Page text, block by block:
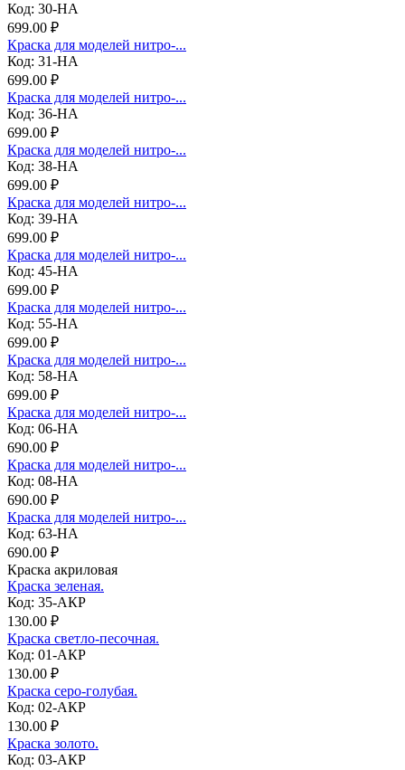
Код: 30-НА
699.00 ₽
Краска для моделей нитро-...
Код: 31-НА
699.00 ₽
Краска для моделей нитро-...
Код: 36-НА
699.00 ₽
Краска для моделей нитро-...
Код: 38-НА
699.00 ₽
Краска для моделей нитро-...
Код: 39-НА
699.00 ₽
Краска для моделей нитро-...
Код: 45-НА
699.00 ₽
Краска для моделей нитро-...
Код: 55-НА
699.00 ₽
Краска для моделей нитро-...
Код: 58-НА
699.00 ₽
Краска для моделей нитро-...
Код: 06-НА
690.00 ₽
Краска для моделей нитро-...
Код: 08-НА
690.00 ₽
Краска для моделей нитро-...
Код: 63-НА
690.00 ₽
Краска акриловая
Краска зеленая.
Код: 35-АКР
130.00 ₽
Краска светло-песочная.
Код: 01-АКР
130.00 ₽
Краска серо-голубая.
Код: 02-АКР
130.00 ₽
Краска золото.
Код: 03-АКР